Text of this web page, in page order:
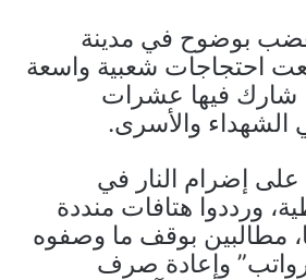
بوضوح في مدينة
احتجاجات شعبية واسعة
شارك فيها عشرات
الشهداء والأسرى.
إضرام النار في
ورددوا هتافات منددة
مطالبين بوقف ما وصفوه
وإعادة صرف